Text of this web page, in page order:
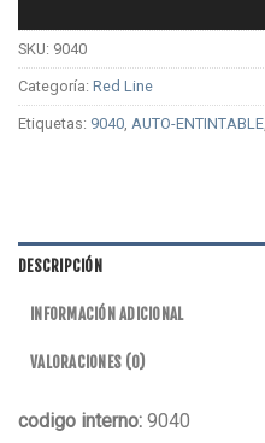
SKU: 9040
Categoría: Red Line
Etiquetas: 9040 AUTO-ENTINTABLE
DESCRIPCIÓN
INFORMACIÓN ADICIONAL
VALORACIONES (0)
codigo interno: 9040